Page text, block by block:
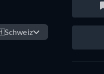
Schweiz